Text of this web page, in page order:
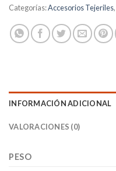
Categorías:Accesorios Tejeriles,
INFORMACIÓN ADICIONAL
VALORACIONES (0)
PESO